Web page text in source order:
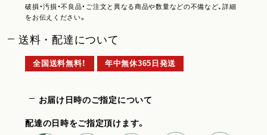
破損・汚損・不良品・ご注文と異なる商品や数量などの不備など、詳細
をお伝えください。
送料・配達について
全国送料無料！ 年中無休365日発送
お届け日時のご指定について
配達の日時をご指定頂けます。